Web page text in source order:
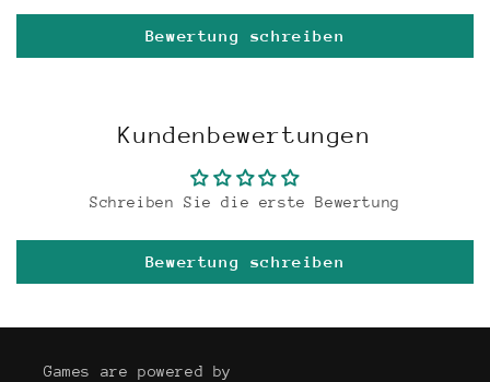
Bewertung schreiben
Kundenbewertungen
Schreiben Sie die erste Bewertung
Bewertung schreiben
Games are powered by